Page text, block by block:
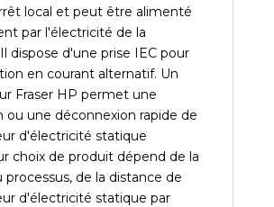
local et peut être alimenté
par l'électricité de la
dispose d'une prise IEC pour
en courant alternatif. Un
Fraser HP permet une
ou une déconnexion rapide de
d'électricité statique
choix de produit dépend de la
processus, de la distance de
d'électricité statique par